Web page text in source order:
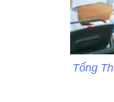
Tổng